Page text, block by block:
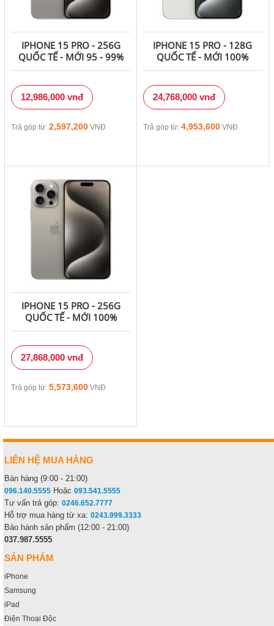
IPHONE 15 PRO - 256G
QUỐC TẾ - MỚI 95 - 99%
12,986,000 vnđ
Trả góp từ:2,597,200 VNĐ
IPHONE 15 PRO - 128G
QUỐC TẾ - MỚI 100%
24,768,000 vnđ
Trả góp từ: 4,953,600VNĐ
IPHONE 15 PRO - 256G
QUỐC TẾ - MỚI 100%
27,868,000 vnđ
Trả góp từ:5,573,600 VNĐ
LIÊN HỆ MUA HÀNG
Bán hàng (9:00 - 21:00)
096.140.5555 Hoặc093.541.5555
Tư vấn trả góp:0246.652.7777
Hỗ trợ mua hàng từ xa:0243.999.3333
Bảo hành sản phẩm (12:00 - 21:00)
037.987.5555
SẢN PHẨM
iPhone
Samsung
iPad
Điện Thoại Độc